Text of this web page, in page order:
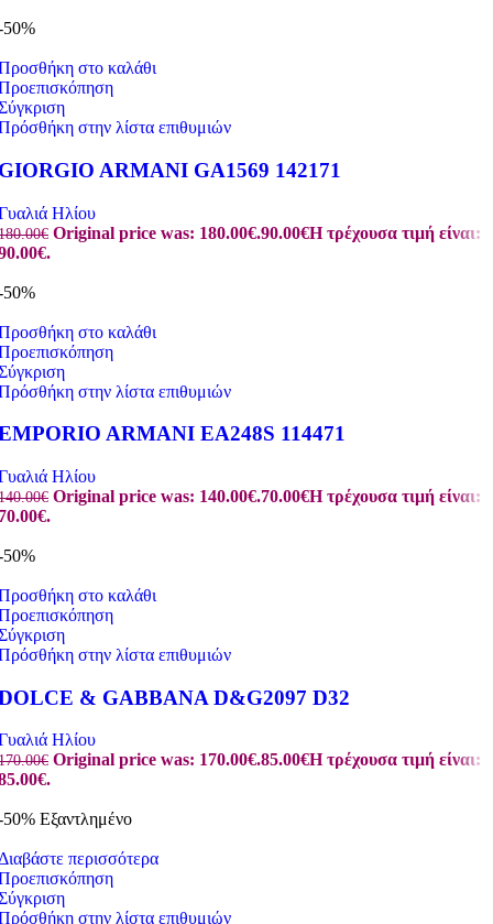
50%
στο καλάθι
στην λίστα επιθυμιών
ARMANI GA1569 142171
Ηλίου
€ Original price was: 180.00€.90.00€Η τρέχουσα τιμή είναι:
50%
στο καλάθι
στην λίστα επιθυμιών
ARMANI EA248S 114471
Ηλίου
€ Original price was: 140.00€.70.00€Η τρέχουσα τιμή είναι:
50%
στο καλάθι
στην λίστα επιθυμιών
& GABBANA D&G2097 D32
Ηλίου
€ Original price was: 170.00€.85.00€Η τρέχουσα τιμή είναι:
50% Εξαντλημένο
περισσότερα
στην λίστα επιθυμιών